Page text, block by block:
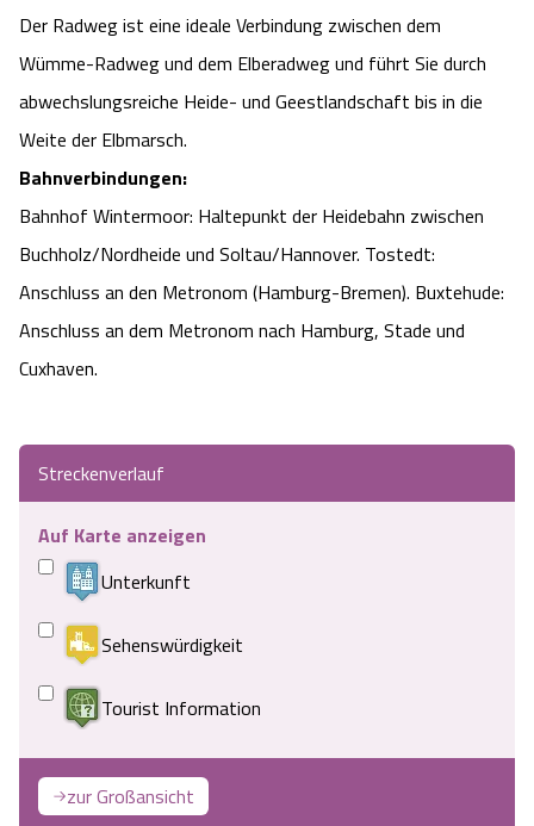
Der Radweg ist eine ideale Verbindung zwischen dem
Wümme-Radweg und dem Elberadweg und führt Sie durch
abwechslungsreiche Heide- und Geestlandschaft bis in die
Weite der Elbmarsch.
Bahnverbindungen:
Bahnhof Wintermoor: Haltepunkt der Heidebahn zwischen
Buchholz/Nordheide und Soltau/Hannover. Tostedt:
Anschluss an den Metronom (Hamburg-Bremen). Buxtehude:
Anschluss an dem Metronom nach Hamburg, Stade und
Cuxhaven.
Streckenverlauf
Auf Karte anzeigen
Unterkunft
Sehenswürdigkeit
Tourist Information
zur Großansicht